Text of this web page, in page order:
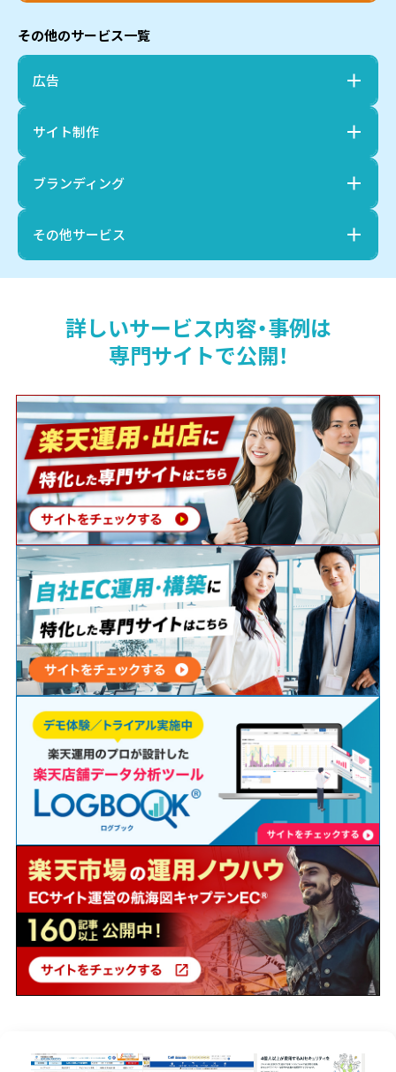
その他のサービス一覧
広告
サイト制作
ブランディング
その他サービス
詳しいサービス内容・事例は
専門サイトで公開！